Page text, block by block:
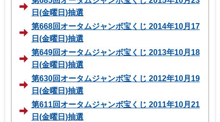
日(金曜日)抽選
第668回オータムジャンボ宝くじ 2014年10月17
日(金曜日)抽選
第649回オータムジャンボ宝くじ 2013年10月18
日(金曜日)抽選
第630回オータムジャンボ宝くじ 2012年10月19
日(金曜日)抽選
第611回オータムジャンボ宝くじ 2011年10月21
日(金曜日)抽選